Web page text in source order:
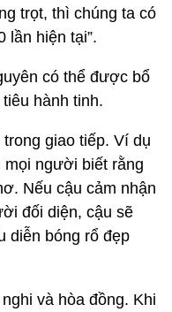
trọt, thì chúng ta có
lần hiện tại”.
có thể được bổ
hành tinh.
giao tiếp. Ví dụ
mọi người biết rằng
Nếu cậu cảm nhận
đối diện, cậu sẽ
diễn bóng rổ đẹp
và hòa đồng. Khi